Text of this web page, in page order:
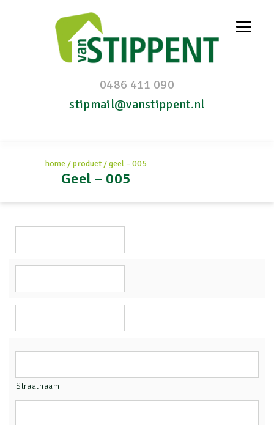
0486 411 090
stipmail@vanstippent.nl
Geel – 005
home /product/geel – 005
Straatnaam